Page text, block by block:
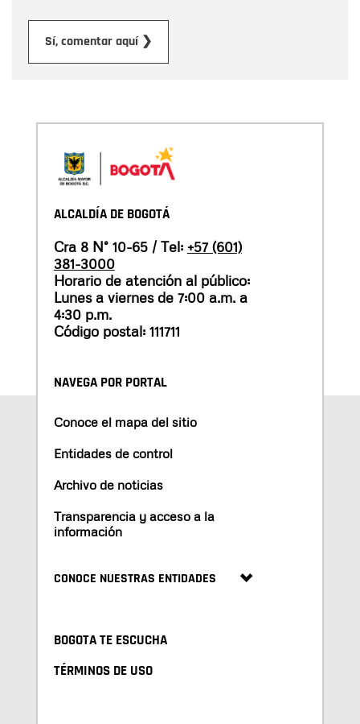
Sí, comentar aquí ❯
ALCALDÍA DE BOGOTÁ
Cra 8 N° 10-65 / Tel: +57 (601)
381-3000
Horario de atención al público:
Lunes a viernes de 7:00 a.m. a
4:30 p.m.
Código postal: 111711
NAVEGA POR PORTAL
Conoce el mapa del sitio
Entidades de control
Archivo de noticias
Transparencia y acceso a la
información
CONOCE NUESTRAS ENTIDADES
BOGOTA TE ESCUCHA
TÉRMINOS DE USO